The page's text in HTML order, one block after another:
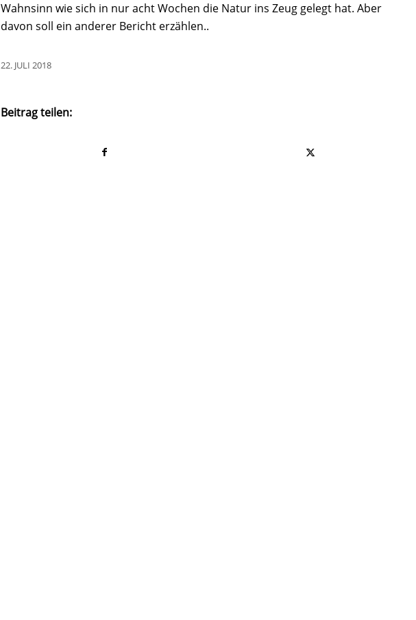
Wahnsinn wie sich in nur acht Wochen die Natur ins Zeug gelegt hat. Aber
davon soll ein anderer Bericht erzählen..
22. JULI 2018
Beitrag teilen: